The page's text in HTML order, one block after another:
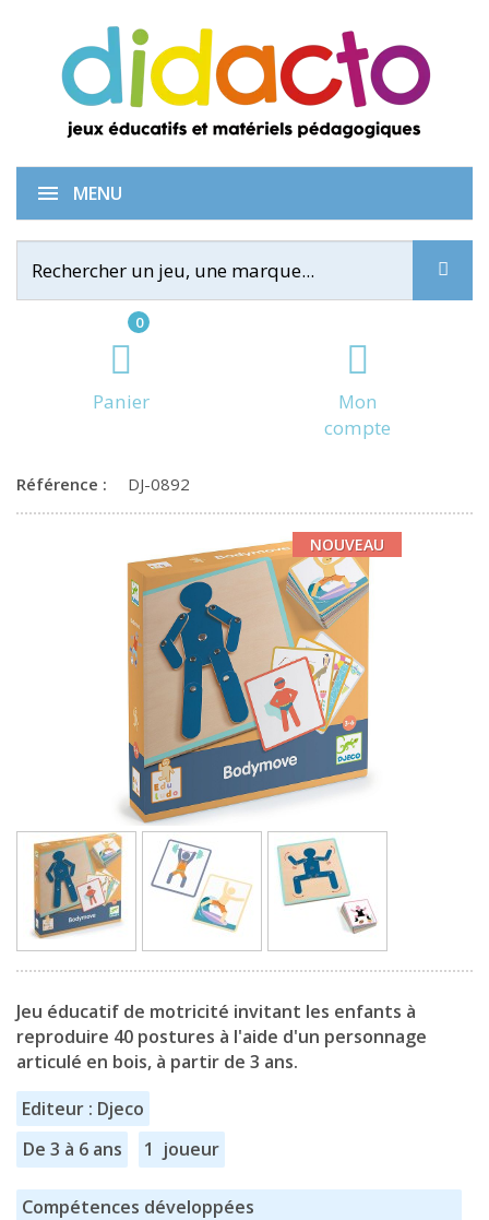
0
Panier
Mon
compte
MENU
Bodymove
Référence : DJ-0892
NOUVEAU
Jeu éducatif de motricité invitant les enfants à
reproduire 40 postures à l'aide d'un personnage
articulé en bois, à partir de 3 ans.
Editeur : Djeco
De 3 à 6 ans
1 joueur
Compétences développées